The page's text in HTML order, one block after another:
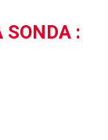
SONDA :